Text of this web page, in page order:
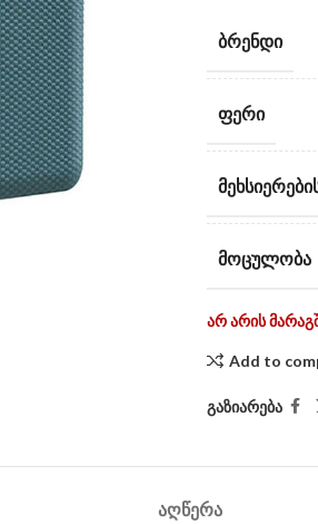
ᲑᲠᲔᲜᲓᲘ
ᲤᲔᲠᲘ
ᲛᲝᲪᲣᲚᲝᲑᲐ
არ არის
Add to
გაზიარება
ᲐᲦᲬᲔᲠᲐ